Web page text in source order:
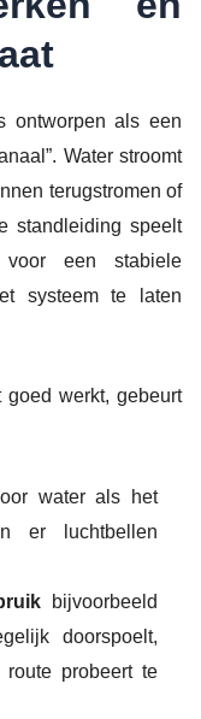
ontworpen als een
Water stroomt
terugstromen of
standleiding speelt
een stabiele
systeem te laten
goed werkt, gebeurt
water als het
er luchtbellen
bijvoorbeeld
doorspoelt,
probeert te